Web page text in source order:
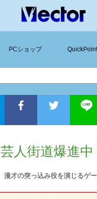
PCショップ QuickPoint
芸人街道爆進中
漫才の突っ込み役を演じるゲ